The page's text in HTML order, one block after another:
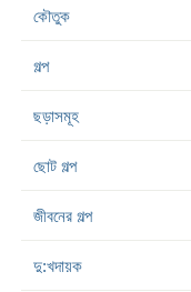
কৌতুক
গল্প
ছড়াসমূহ
ছোট গল্প
জীবনের গল্প
দু:খদায়ক